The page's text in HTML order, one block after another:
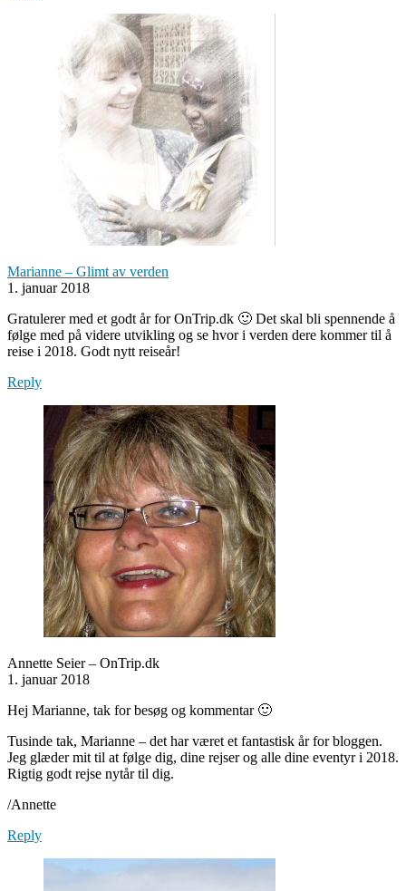
Marianne – Glimt av verden
1. januar 2018
Gratulerer med et godt år for OnTrip.dk 🙂 Det skal bli spennende å
følge med på videre utvikling og se hvor i verden dere kommer til å
reise i 2018. Godt nytt reiseår!
Reply
Annette Seier – OnTrip.dk
1. januar 2018
Hej Marianne, tak for besøg og kommentar 🙂
Tusinde tak, Marianne – det har været et fantastisk år for bloggen.
Jeg glæder mit til at følge dig, dine rejser og alle dine eventyr i 2018.
Rigtig godt rejse nytår til dig.
/Annette
Reply